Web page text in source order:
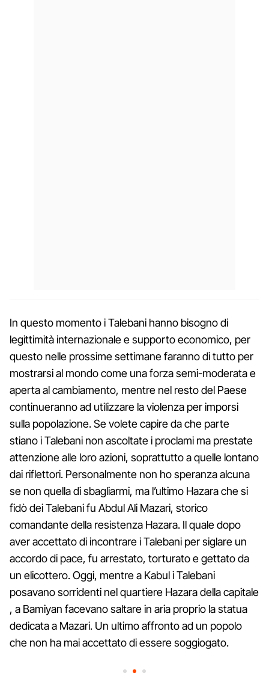
In questo momento i Talebani hanno bisogno di
legittimità internazionale e supporto economico, per
questo nelle prossime settimane faranno di tutto per
mostrarsi al mondo come una forza semi-moderata e
aperta al cambiamento, mentre nel resto del Paese
continueranno ad utilizzare la violenza per imporsi
sulla popolazione. Se volete capire da che parte
stiano i Talebani non ascoltate i proclami ma prestate
attenzione alle loro azioni, soprattutto a quelle lontano
dai riflettori. Personalmente non ho speranza alcuna
se non quella di sbagliarmi, ma l’ultimo Hazara che si
fidò dei Talebani fu Abdul Ali Mazari, storico
comandante della resistenza Hazara. Il quale dopo
aver accettato di incontrare i Talebani per siglare un
accordo di pace, fu arrestato, torturato e gettato da
un elicottero. Oggi, mentre a Kabul i Talebani
posavano sorridenti nel quartiere Hazara della capitale
, a Bamiyan facevano saltare in aria proprio la statua
dedicata a Mazari. Un ultimo affronto ad un popolo
che non ha mai accettato di essere soggiogato.